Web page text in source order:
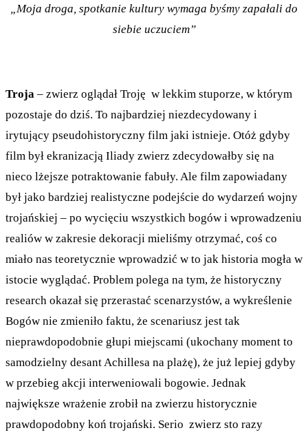
„Moja droga, spotkanie kultury wymaga byśmy zapałali do
siebie uczuciem”
Troja – zwierz oglądał Troję w lekkim stuporze, w którym
pozostaje do dziś. To najbardziej niezdecydowany i
irytujący pseudohistoryczny film jaki istnieje. Otóż gdyby
film był ekranizacją Iliady zwierz zdecydowałby się na
nieco lżejsze potraktowanie fabuły. Ale film zapowiadany
był jako bardziej realistyczne podejście do wydarzeń wojny
trojańskiej – po wycięciu wszystkich bogów i wprowadzeniu
realiów w zakresie dekoracji mieliśmy otrzymać, coś co
miało nas teoretycznie wprowadzić w to jak historia mogła w
istocie wyglądać. Problem polega na tym, że historyczny
research okazał się przerastać scenarzystów, a wykreślenie
Bogów nie zmieniło faktu, że scenariusz jest tak
nieprawdopodobnie głupi miejscami (ukochany moment to
samodzielny desant Achillesa na plażę), że już lepiej gdyby
w przebieg akcji interweniowali bogowie. Jednak
największe wrażenie zrobił na zwierzu historycznie
prawdopodobny koń trojański. Serio zwierz sto razy